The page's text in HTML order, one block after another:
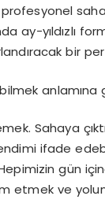
ay-yıldızlı
bir
Sahaya
ifade
gün
etmek ve